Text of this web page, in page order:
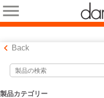
Back
製品カテゴリー
検索ツール
検索結果